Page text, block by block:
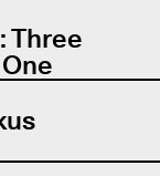
Three